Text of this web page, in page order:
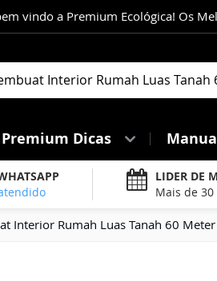
vindo a Premium Ecológica! Os
Premium Dicas
LIDER DE
Mais de
Interior Rumah Luas Tanah 60